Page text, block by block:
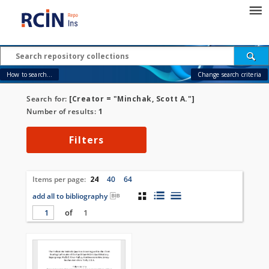
How to search... Change search criteria
Search for: [Creator = "Minchak, Scott A."]
Number of results: 1
Filters
Items per page: 24 40
64
add all to bibliography
of
1